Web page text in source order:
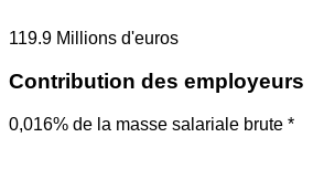
119.9 Millions d'euros
Contribution des employeurs
0,016% de la masse salariale brute *